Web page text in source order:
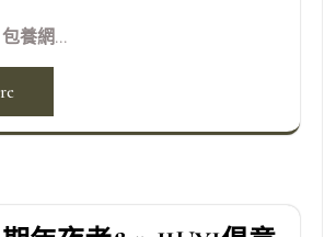
養網...